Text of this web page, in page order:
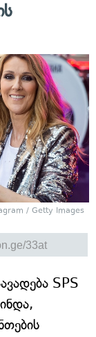
/ Getty Images
SPS